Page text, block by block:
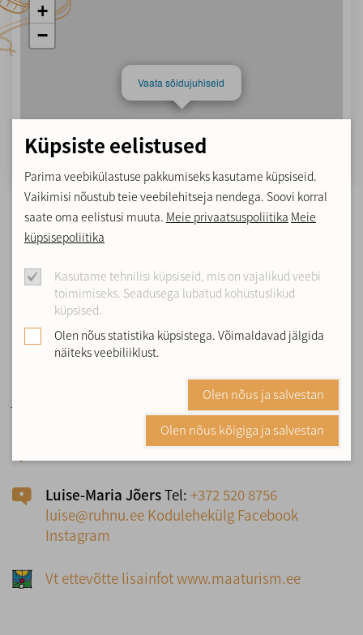
Küpsiste eelistused
Parima veebikülastuse pakkumiseks kasutame küpsiseid.
Vaikimisi nõustub teie veebilehitseja nendega. Soovi korral
saate oma eelistusi muuta. Meie privaatsuspoliitika Meie
küpsisepoliitika
Kasutame tehnilisi küpsiseid, mis on vajalikud veebi
toimimiseks. Seadusega lubatud kohustuslikud
küpsised.
Olen nõus statistika küpsistega. Võimaldavad jälgida
näiteks veebiliiklust.
Olen nõus ja salvestan
Olen nõus kõigiga ja salvestan
Vaata sõidujuhiseid
+
−
Leaflet| Map data ©OpenStreetMapcontributors,CC-BY-SA, Imagery ©
Elektrikerisega saun
Ruhnu küla, 93001 Ruhnu vald, Saaremaa
 Luise-Maria JõersTel: +372 520 8756
luise@ruhnu.ee Kodulehekülg Facebook
Instagram
Vt ettevõtte lisainfot www.maaturism.ee
Talus elektrikerisega saun, mis mahutab korraga kuni 7
inimest.
Saunas leiliruum, kahe dušiga pesuruum, riietusruum, WC ja
eesruum.
Kuni 4 inimest 20/kord. Iga järgnev täiskasvanu 5€ ja iga